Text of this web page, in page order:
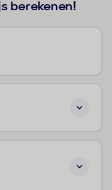
berekenen!